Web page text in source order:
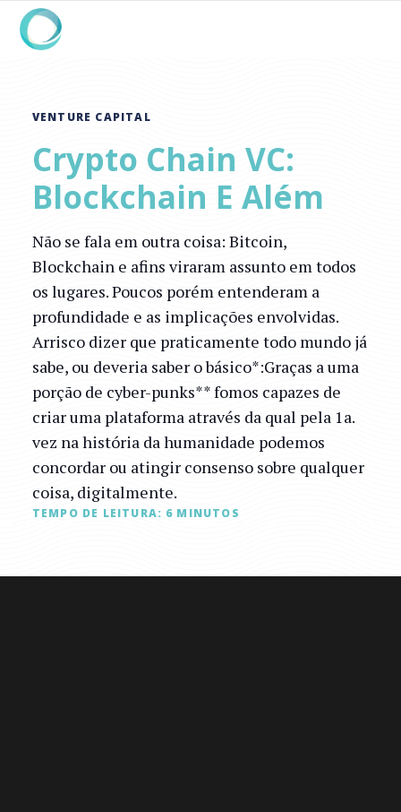
VENTURE CAPITAL
Crypto Chain VC:
Blockchain E Além
Não se fala em outra coisa: Bitcoin,
Blockchain e afins viraram assunto em todos
os lugares. Poucos porém entenderam a
profundidade e as implicações envolvidas.
Arrisco dizer que praticamente todo mundo já
sabe, ou deveria saber o básico*:Graças a uma
porção de cyber-punks** fomos capazes de
criar uma plataforma através da qual pela 1a.
vez na história da humanidade podemos
concordar ou atingir consenso sobre qualquer
coisa, digitalmente.
TEMPO DE LEITURA: 6 MINUTOS